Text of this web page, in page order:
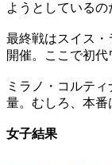
ようとしているの
最終戦はスイス・
開催。ここで初代
ミラノ・コルテ
量。むしろ、本番
女子結果